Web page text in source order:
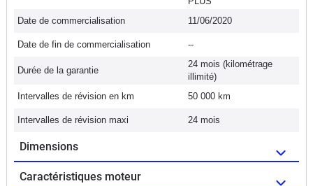
Date de commercialisation
11/06/2020
Date de fin de commercialisation --
Durée de la garantie
24 mois (kilométrage
illimité)
Intervalles de révision en km
50 000 km
Intervalles de révision maxi 24 mois
Dimensions
Caractéristiques moteur